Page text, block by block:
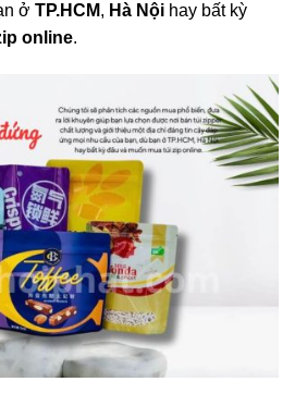
ở TP.HCM, Hà Nội hay bất kỳ
online.